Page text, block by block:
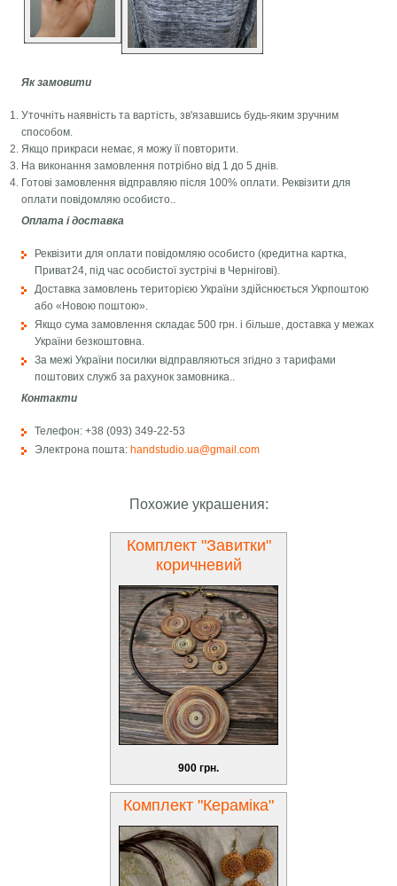
Як замовити
Уточніть наявність та вартість, зв'язавшись будь-яким зручним
способом.
Якщо прикраси немає, я можу її повторити.
На виконання замовлення потрібно від 1 до 5 днів.
Готові замовлення відправляю після 100% оплати. Реквізити для
оплати повідомляю особисто..
Оплата і доставка
Реквізити для оплати повідомляю особисто (кредитна картка,
Приват24, під час особистої зустрічі в Чернігові).
Доставка замовлень територією України здійснюється Укрпоштою
або «Новою поштою».
Якщо сума замовлення складає 500 грн. і більше, доставка у межах
України безкоштовна.
За межі України посилки відправляються згідно з тарифами
поштових служб за рахунок замовника..
Контакти
Телефон: +38 (093) 349-22-53
Электрона пошта:handstudio.ua@gmail.com
Похожие украшения:
Комплект "Завитки"
коричневий
900 грн.
Комплект "Кераміка"